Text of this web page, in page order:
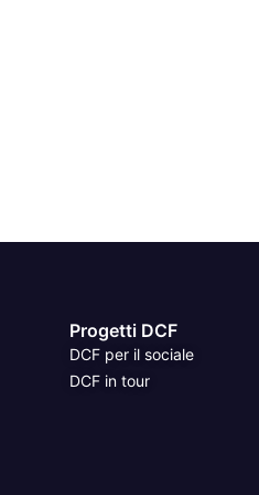
Progetti DCF
DCF per il sociale
DCF in tour